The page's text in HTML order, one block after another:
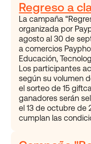
Regreso a
La campaña
organizada por
agosto al 30 de
a comercios
Educación,
Los participantes
según su volumen
el sorteo de 15
ganadores serán
el 13 de octubre de
cumplan las